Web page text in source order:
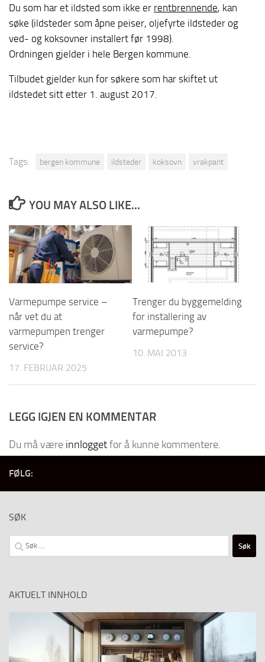
Du som har et ildsted som ikke er rentbrennende, kan
søke (ildsteder som åpne peiser, oljefyrte ildsteder og
ved- og koksovner installert før 1998).
Ordningen gjelder i hele Bergen kommune.
Tilbudet gjelder kun for søkere som har skiftet ut
ildstedet sitt etter 1. august 2017.
Tags: bergen kommune ildsteder koksovn vrakpant
YOU MAY ALSO LIKE...
Varmepumpe service –
når vet du at
varmepumpen trenger
service?
17. FEBRUAR 2025
Trenger du byggemelding
for installering av
varmepumpe?
10. MAI 2013
LEGG IGJEN EN KOMMENTAR
Du må være innloggetfor å kunne kommentere.
FØLG:
SØK
Søk
etter:
AKTUELT INNHOLD